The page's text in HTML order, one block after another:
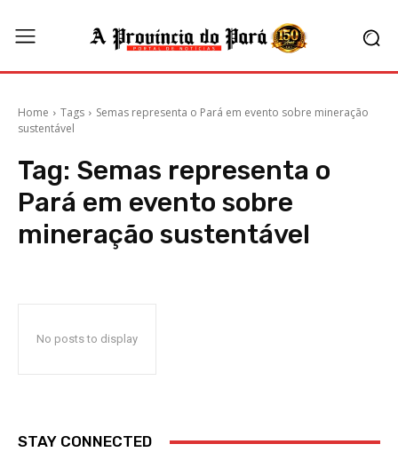
Home Tags
Semas representa o Pará em evento sobre mineração
sustentável
Tag: Semas representa o
Pará em evento sobre
mineração sustentável
No posts to display
STAY CONNECTED